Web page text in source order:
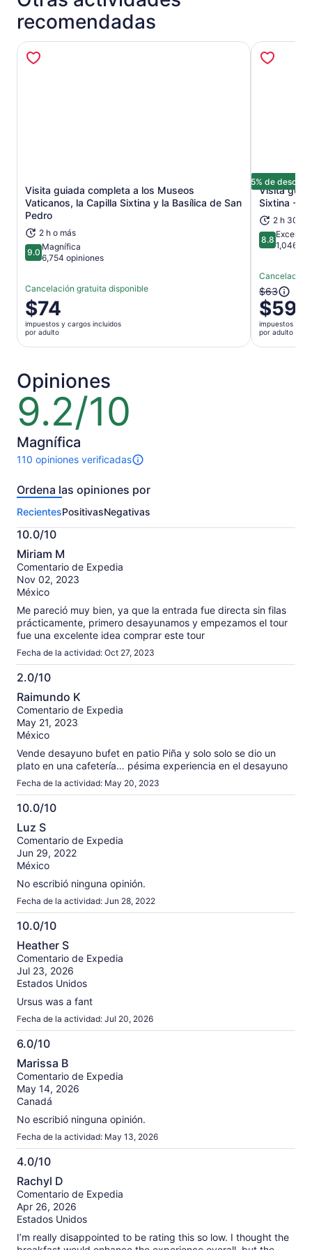
recomendadas
Visita guiada completa a los Museos
Vaticanos, la Capilla Sixtina y la Basílica de San
Pedro
2 h o más
9.09.0 de 10
Magnífica
6,754 opiniones
Cancelación gratuita disponible
El
precio
es
de
por
adulto
$74
impuestos y cargos incluidos
por adulto
Se abrirá en una nueva pestaña
5% de
Visita
Sixtina +
2 h 30
8.88.8 de 10
1,046
Cancelación
El
precio
anterior
era
$63
$63
$59
impuestos y
por adulto
Opiniones
9.2/10
9.2
de
10
Magnífica
110 opiniones verificadas
Hay
opiniones
esta
actividad.
Más
información
sobre
nuestras
opiniones
Ordena las opiniones por
RecientesPositivasNegativas
10.0/10
10.0
de
10
Miriam M
Comentario de Expedia
Nov 02, 2023
México
Me pareció muy bien, ya que la entrada fue directa sin filas
prácticamente, primero desayunamos y empezamos el tour
fue una excelente idea comprar este tour
Fecha de la actividad: Oct 27, 2023
2.0/10
2.0
de
10
Raimundo K
Comentario de Expedia
May 21, 2023
México
Vende desayuno bufet en patio Piña y solo solo se dio un
plato en una cafetería… pésima experiencia en el desayuno
Fecha de la actividad: May 20, 2023
10.0/10
10.0
de
10
Luz S
Comentario de Expedia
Jun 29, 2022
México
No escribió ninguna opinión.
Fecha de la actividad: Jun 28, 2022
10.0/10
10.0
de
10
Heather S
Comentario de Expedia
Jul 23, 2026
Estados Unidos
Ursus was a fant
Fecha de la actividad: Jul 20, 2026
6.0/10
6.0
de
10
Marissa B
Comentario de Expedia
May 14, 2026
Canadá
No escribió ninguna opinión.
Fecha de la actividad: May 13, 2026
4.0/10
4.0
de
10
Rachyl D
Comentario de Expedia
Apr 26, 2026
Estados Unidos
I’m really disappointed to be rating this so low. I thought the